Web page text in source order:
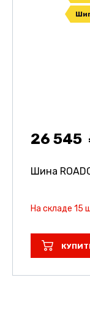
26 545
Шина
На складе 15